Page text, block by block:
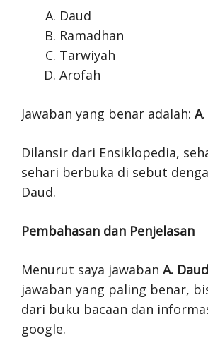
Daud
Ramadhan
Tarwiyah
Arofah
Jawaban yang benar adalah: A
Dilansir dari Ensiklopedia,
sehari berbuka di sebut
Daud.
Pembahasan dan Penjelasan
Menurut saya jawaban A. Daud
jawaban yang paling benar,
dari buku bacaan dan
google.